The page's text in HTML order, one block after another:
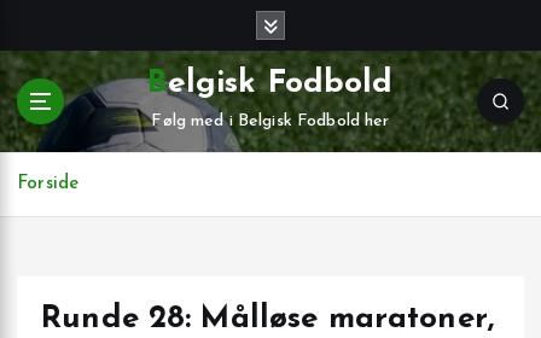
t
i
i
Belgisk Fodbold
Følg med i Belgisk Fodbold her
Forside
Runde 28: Målløse maratoner,